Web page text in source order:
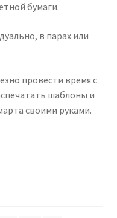
бумаги.
в парах или
провести время с
шаблоны и
своими руками.